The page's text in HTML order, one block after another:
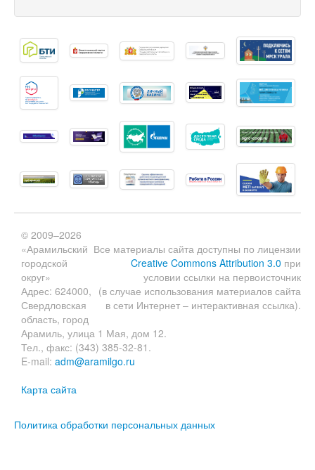
Все материалы сайта доступны по лицензии
Creative Commons Attribution 3.0 при
условии ссылки на первоисточник
(в случае использования материалов сайта
в сети Интернет – интерактивная ссылка).
© 2009–2026
«Арамильский
городской
округ»
Адрес: 624000,
Свердловская
область, город
Арамиль, улица 1 Мая, дом 12.
Тел., факс: (343) 385-32-81.
E-mail: adm@aramilgo.ru
Карта сайта
Политика обработки персональных данных